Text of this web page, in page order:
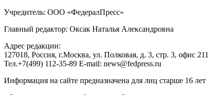
Учредитель: ООО «ФедералПресс»
Главный редактор: Оксак Наталья Александровна
Адрес редакции:
127018, Россия, г.Москва, ул. Полковая, д. 3, стр. 3, офис 211
Тел.+7(499) 112-35-89 E-mail: news@fedpress.ru
Информация на сайте предназначена для лиц старше 16 лет